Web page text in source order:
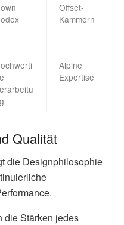
Offset-
Kammern
Alpine
Expertise
Qualität
die Designphilosophie
die Stärken jedes